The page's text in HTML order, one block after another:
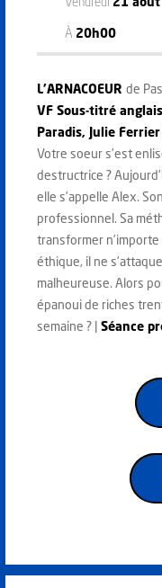
À 20h00
L'ARNACOEUR de
VF Sous-titré
Paradis, Julie Ferrier
Votre soeur s’est
destructrice ?
elle s’appelle Alex.
professionnel. Sa
transformer
éthique, il ne
malheureuse. Alors
épanoui de riches
semaine ? | Séance